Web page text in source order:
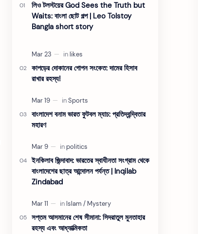
লিও টলস্টয়ের God Sees the Truth but
Waits: বাংলা ছোট গল্প | Leo Tolstoy
Bangla short story
কাপড়ের দোকানের গোপন সংকেত: দামের হিসাব
রাখার রহস্য!
বাংলাদেশ বনাম ভারত ফুটবল ম্যাচ: প্রতিদ্বন্দ্বিতার
মহারণ
ইনকিলাব জিন্দাবাদ: ভারতের স্বাধীনতা সংগ্রাম থেকে
বাংলাদেশের ছাত্র আন্দোলন পর্যন্ত | Inqilab
Zindabad
সপ্তম আসমানের শেষ সীমানা: সিদরাতুল মুনতাহার
রহস্য এবং আধ্যাত্মিকতা